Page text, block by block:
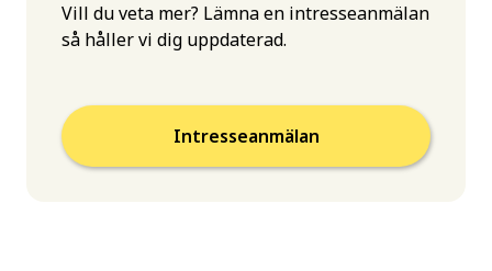
Vill du veta mer? Lämna en intresseanmälan
så håller vi dig uppdaterad.
Intresseanmälan